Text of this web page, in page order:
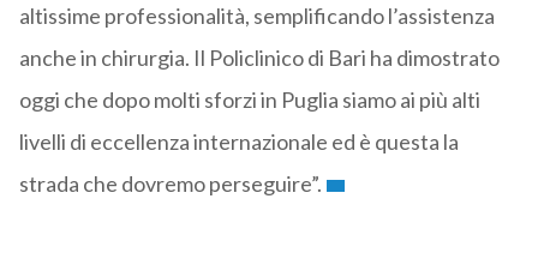
altissime professionalità, semplificando l’assistenza
anche in chirurgia. Il Policlinico di Bari ha dimostrato
oggi che dopo molti sforzi in Puglia siamo ai più alti
livelli di eccellenza internazionale ed è questa la
strada che dovremo perseguire”.